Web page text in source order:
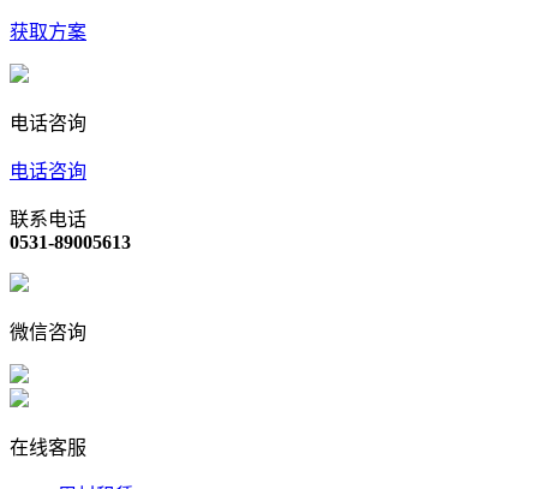
获取方案
电话咨询
电话咨询
联系电话
0531-89005613
微信咨询
在线客服